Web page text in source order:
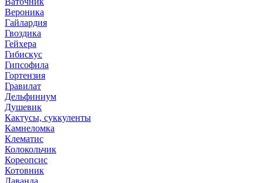
Вероника
Гайлардия
Гвоздика
Гейхера
Гибискус
Гипсофила
Гортензия
Гравилат
Дельфиниум
Душевик
Кактусы, суккуленты
Камнеломка
Клематис
Колокольчик
Кореопсис
Котовник
Лаванда